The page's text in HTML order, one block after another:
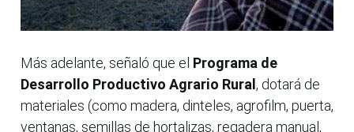
Más adelante, señaló que el Programa de
Desarrollo Productivo Agrario Rural, dotará de
materiales (como madera, dinteles, agrofilm, puerta,
ventanas, semillas de hortalizas, regadera manual,